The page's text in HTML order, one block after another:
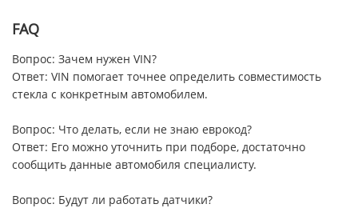
FAQ
Вопрос: Зачем нужен VIN?
Ответ: VIN помогает точнее определить совместимость
стекла с конкретным автомобилем.
Вопрос: Что делать, если не знаю еврокод?
Ответ: Его можно уточнить при подборе, достаточно
сообщить данные автомобиля специалисту.
Вопрос: Будут ли работать датчики?